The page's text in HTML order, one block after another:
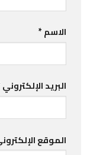
الاسم*
البريد الإلكتروني
الموقع